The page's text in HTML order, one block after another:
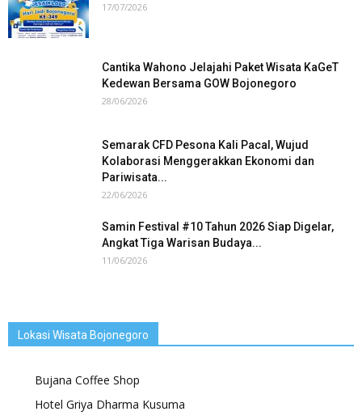
17/07/2026
Cantika Wahono Jelajahi Paket Wisata KaGeT
Kedewan Bersama GOW Bojonegoro
28/06/2026
Semarak CFD Pesona Kali Pacal, Wujud
Kolaborasi Menggerakkan Ekonomi dan
Pariwisata...
22/06/2026
Samin Festival #10 Tahun 2026 Siap Digelar,
Angkat Tiga Warisan Budaya...
11/06/2026
Lokasi Wisata Bojonegoro
Bujana Coffee Shop
Hotel Griya Dharma Kusuma